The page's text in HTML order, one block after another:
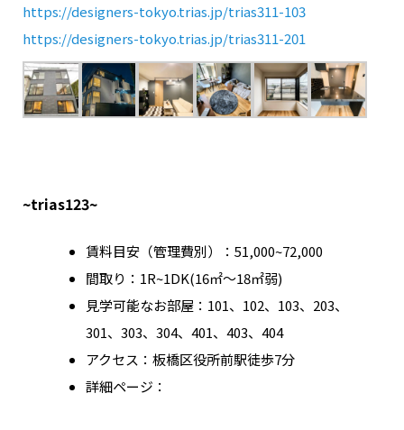
https://designers-tokyo.trias.jp/trias311-103
https://designers-tokyo.trias.jp/trias311-201
~trias123~
賃料目安（管理費別）：51,000~72,000
間取り：1R~1DK(16㎡～18㎡弱)
見学可能なお部屋：101、102、103、203、
301、303、304、401、403、404
アクセス：板橋区役所前駅徒歩7分
詳細ページ：